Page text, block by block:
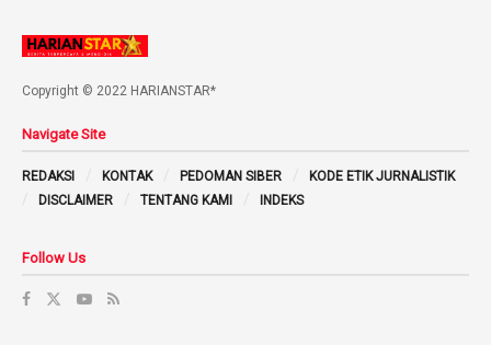
Copyright © 2022 HARIANSTAR*
Navigate Site
REDAKSI KONTAK PEDOMAN SIBER
KODE ETIK JURNALISTIK
DISCLAIMER
TENTANG KAMI INDEKS
Follow Us